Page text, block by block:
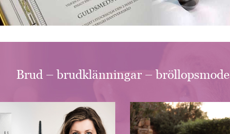
Brud – brudklänningar – bröllopsmode